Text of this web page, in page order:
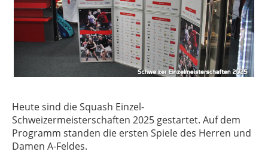
Heute sind die Squash Einzel-
Schweizermeisterschaften 2025 gestartet. Auf dem
Programm standen die ersten Spiele des Herren und
Damen A-Feldes.